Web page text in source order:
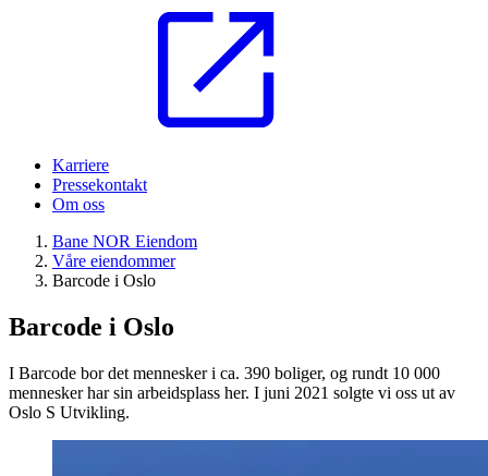
Karriere
Pressekontakt
Om oss
Bane NOR Eiendom
Våre eiendommer
Barcode i Oslo
Barcode i Oslo
I Barcode bor det mennesker i ca. 390 boliger, og rundt 10 000
mennesker har sin arbeidsplass her. I juni 2021 solgte vi oss ut av
Oslo S Utvikling.